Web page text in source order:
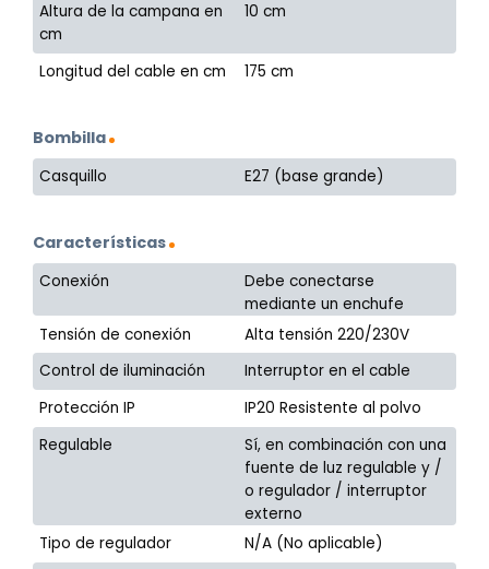
Altura de la campana en
cm
10 cm
Longitud del cable en cm 175 cm
Bombilla
Casquillo E27 (base grande)
Características
Conexión
Debe conectarse
mediante un enchufe
Tensión de conexión
Alta tensión 220/230V
Control de iluminación
Interruptor en el cable
Protección IP
IP20 Resistente al polvo
Regulable
Sí, en combinación con una
fuente de luz regulable y /
o regulador / interruptor
externo
Tipo de regulador
N/A (No aplicable)